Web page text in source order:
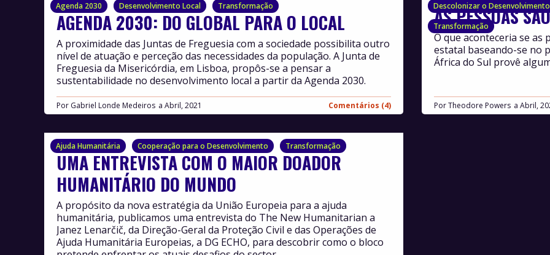
Agenda 2030 Desenvolvimento Local Transformação
AGENDA 2030: DO GLOBAL PARA O LOCAL
Por Gabriel Londe Medeiros Abril, 2021 Comentários (4)
A proximidade das Juntas de Freguesia com a sociedade possibilita outro
nível de atuação e perceção das necessidades da população. A Junta de
Freguesia da Misericórdia, em Lisboa, propôs-se a pensar a
sustentabilidade no desenvolvimento local a partir da Agenda 2030.
Descolonizar o Desenvolvimento
Transformação
AS PESSOAS
PorTheodore Powers Abril,
O que aconteceria se
estatal baseando-se no
África do Sul provê
Ajuda Humanitária Cooperação para o Desenvolvimento Transformação
UMA ENTREVISTA COM O MAIOR DOADOR
HUMANITÁRIO DO MUNDO
A propósito da nova estratégia da União Europeia para a ajuda
humanitária, publicamos uma entrevista do The New Humanitarian a
Janez Lenarčič, da Direção-Geral da Proteção Civil e das Operações de
Ajuda Humanitária Europeias, a DG ECHO, para descobrir como o bloco